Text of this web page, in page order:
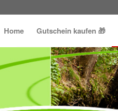
Home Gutschein kaufen 🎁